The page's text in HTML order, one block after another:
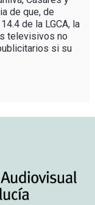
de que, de
de la LGCA, la
televisivos no
si su